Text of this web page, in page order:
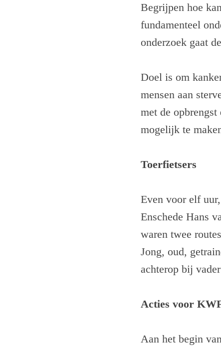
Begrijpen hoe
fundamenteel
onderzoek gaat
Doel is om
mensen aan
met de
mogelijk te
Toerfietsers
Even voor elf
Enschede Hans
waren twee
Jong, oud,
achterop bij
Acties voor
Aan het begin